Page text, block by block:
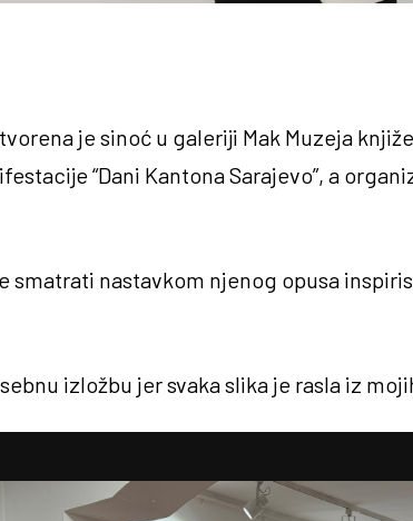
je sinoć u galeriji Mak Muzeja
“Dani Kantona Sarajevo”, a
smatrati nastavkom njenog opusa
izložbu jer svaka slika je rasla iz